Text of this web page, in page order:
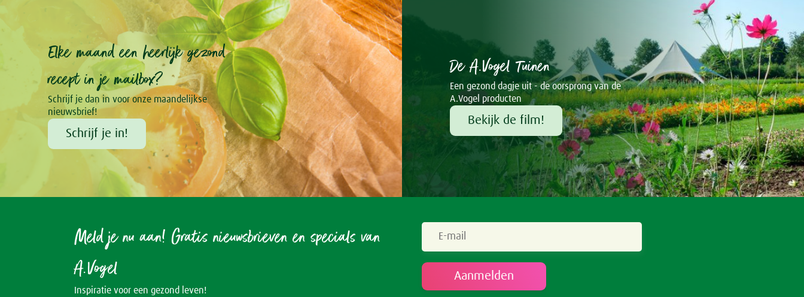
Elke maand een heerlijk gezond
recept in je mailbox?
Schrijf je dan in voor onze maandelijkse
nieuwsbrief!
Schrijf je in!
De A.Vogel Tuinen
Een gezond dagje uit - de oorsprong van de
A.Vogel producten
Bekijk de film!
Meld je nu aan! Gratis nieuwsbrieven en specials van
A.Vogel
Inspiratie voor een gezond leven!